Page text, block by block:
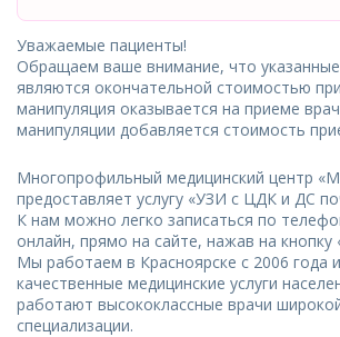
Уважаемые пациенты!
Обращаем ваше внимание, что
являются окончательной стоимостью
манипуляция оказывается на приеме
манипуляции добавляется стоимость
Многопрофильный медицинский центр
предоставляет услугу «УЗИ с ЦДК и ДС
К нам можно легко записаться по
онлайн, прямо на сайте, нажав на кнопку
Мы работаем в Красноярске с 2006 года
качественные медицинские услуги
работают высококлассные врачи
специализации.